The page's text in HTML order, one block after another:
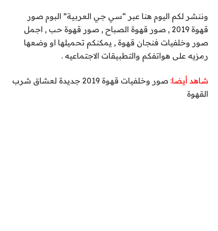
وننشر لكم اليوم هنا عبر “سي جي العربية” البوم صور
قهوة 2019 , صور قهوة الصباح , صور قهوة حب , اجمل
صور وخلفيات فنجان قهوة , يمكنكم تحميلها او وضعها
رمزيه على هواتفكم والتطبيقات الاجتماعيه .
شاهد أيضا:
صور وخلفيات قهوة 2019 جديدة لعشاق شرب
القهوة